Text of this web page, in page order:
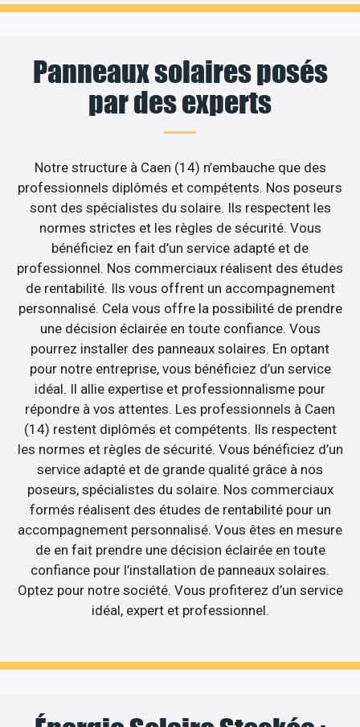
Panneaux solaires posés
par des experts
Notre structure à Caen (14) n’embauche que des
professionnels diplômés et compétents. Nos poseurs
sont des spécialistes du solaire. Ils respectent les
normes strictes et les règles de sécurité. Vous
bénéficiez en fait d’un service adapté et de
professionnel. Nos commerciaux réalisent des études
de rentabilité. Ils vous offrent un accompagnement
personnalisé. Cela vous offre la possibilité de prendre
une décision éclairée en toute confiance. Vous
pourrez installer des panneaux solaires. En optant
pour notre entreprise, vous bénéficiez d’un service
idéal. Il allie expertise et professionnalisme pour
répondre à vos attentes. Les professionnels à Caen
(14) restent diplômés et compétents. Ils respectent
les normes et règles de sécurité. Vous bénéficiez d’un
service adapté et de grande qualité grâce à nos
poseurs, spécialistes du solaire. Nos commerciaux
formés réalisent des études de rentabilité pour un
accompagnement personnalisé. Vous êtes en mesure
de en fait prendre une décision éclairée en toute
confiance pour l’installation de panneaux solaires.
Optez pour notre société. Vous profiterez d’un service
idéal, expert et professionnel.